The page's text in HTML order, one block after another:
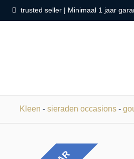
trusted seller | Minimaal 1 jaar
Kleen - sieraden occasions -